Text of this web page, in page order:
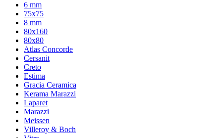
6 mm
75х75
8 mm
80x160
80x80
Atlas Concorde
Cersanit
Creto
Estima
Gracia Ceramica
Kerama Marazzi
Laparet
Marazzi
Meissen
Villeroy & Boch